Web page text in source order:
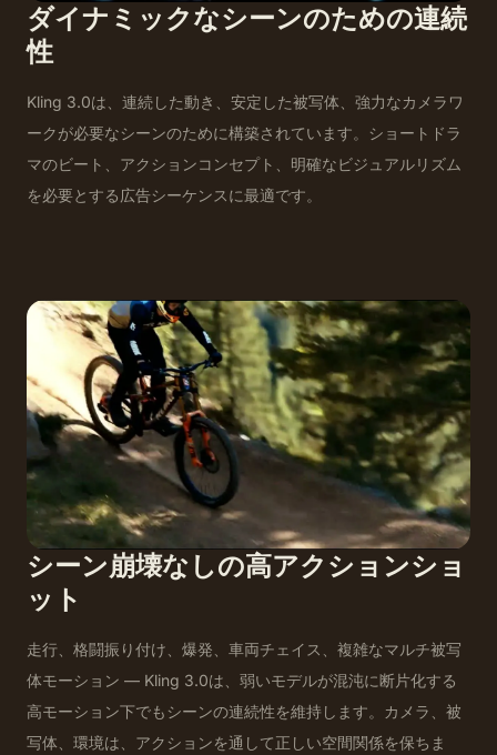
ダイナミックなシーンのための連続
性
Kling 3.0は、連続した動き、安定した被写体、強力なカメラワ
ークが必要なシーンのために構築されています。ショートドラ
マのビート、アクションコンセプト、明確なビジュアルリズム
を必要とする広告シーケンスに最適です。
シーン崩壊なしの高アクションショ
ット
走行、格闘振り付け、爆発、車両チェイス、複雑なマルチ被写
体モーション — Kling 3.0は、弱いモデルが混沌に断片化する
高モーション下でもシーンの連続性を維持します。カメラ、被
写体、環境は、アクションを通して正しい空間関係を保ちま